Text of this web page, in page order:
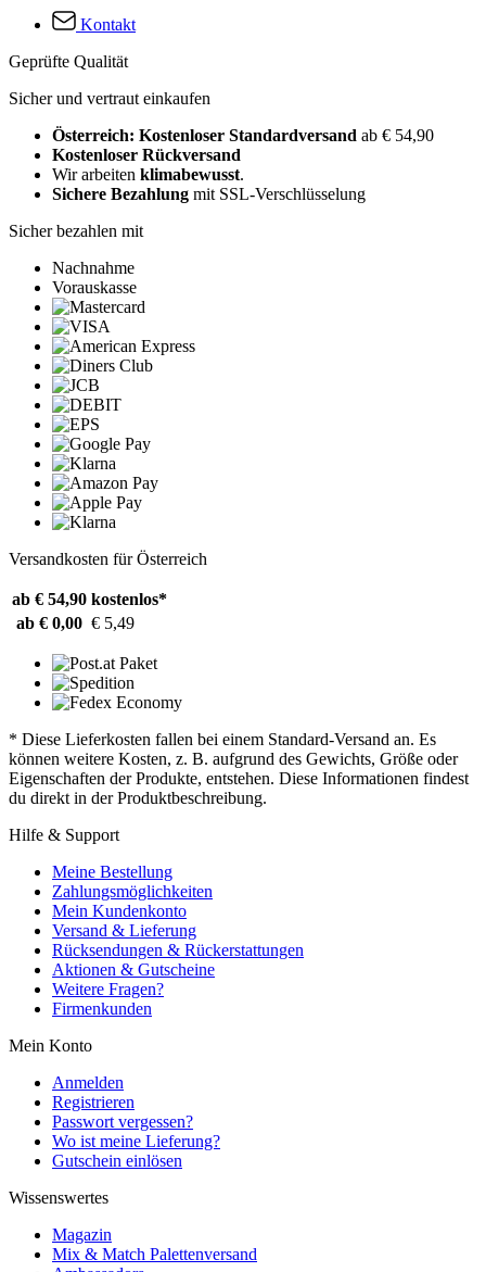
Kontakt
Geprüfte Qualität
Sicher und vertraut einkaufen
Österreich: Kostenloser Standardversand ab € 54,90
Kostenloser Rückversand
Wir arbeiten klimabewusst.
Sichere Bezahlung mit SSL-Verschlüsselung
Sicher bezahlen mit
Nachnahme
Vorauskasse
Versandkosten für Österreich
ab € 54,90 kostenlos*
ab € 0,00 € 5,49
* Diese Lieferkosten fallen bei einem Standard-Versand an. Es
können weitere Kosten, z. B. aufgrund des Gewichts, Größe oder
Eigenschaften der Produkte, entstehen. Diese Informationen findest
du direkt in der Produktbeschreibung.
Hilfe & Support
Meine Bestellung
Zahlungsmöglichkeiten
Mein Kundenkonto
Versand & Lieferung
Rücksendungen & Rückerstattungen
Aktionen & Gutscheine
Weitere Fragen?
Firmenkunden
Mein Konto
Anmelden
Registrieren
Passwort vergessen?
Wo ist meine Lieferung?
Gutschein einlösen
Wissenswertes
Magazin
Mix & Match Palettenversand